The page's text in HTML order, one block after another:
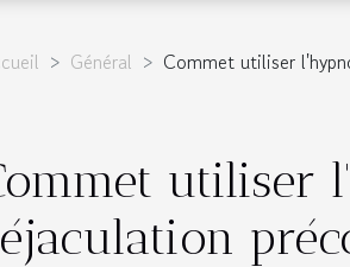
Général Commet utiliser
utiliser